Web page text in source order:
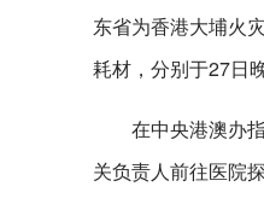
东省为香港大埔火
耗材，分别于27日
在中央港澳办
关负责人前往医院